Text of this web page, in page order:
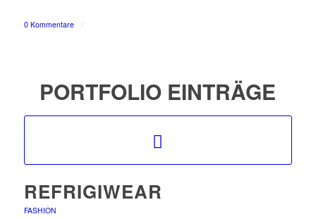
0 Kommentare /
PORTFOLIO EINTRÄGE
REFRIGIWEAR
FASHION